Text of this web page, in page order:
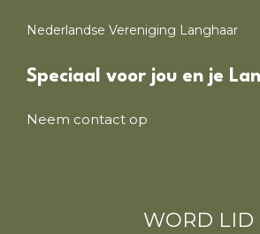
Nederlandse Vereniging Langhaar
Speciaal voor jou en je
Neem contact op
WORD LID